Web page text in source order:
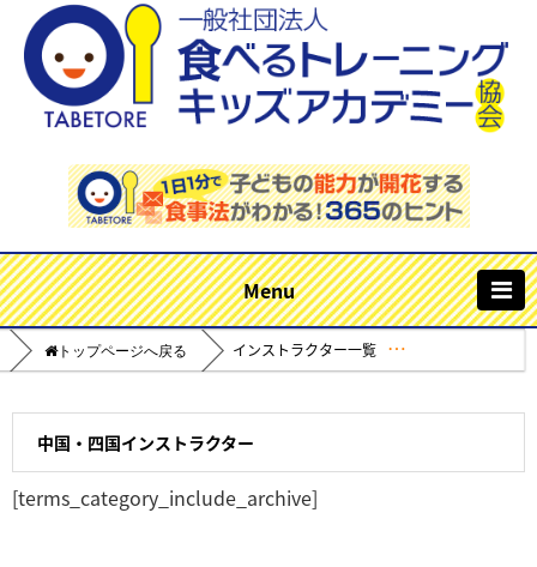
インストラクター一覧
中国・四国インストラクター
[terms_category_include_archive]